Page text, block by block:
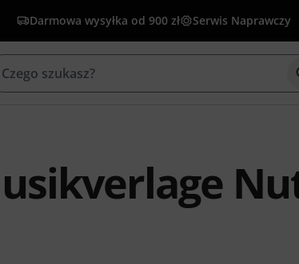
Darmowa wysyłka od 900 zł Serwis Naprawczy